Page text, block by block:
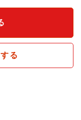
る